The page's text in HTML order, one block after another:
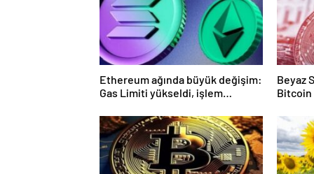
Ethereum ağında büyük değişim:
Gas Limiti yükseldi, işlem
Beyaz
Bitcoin